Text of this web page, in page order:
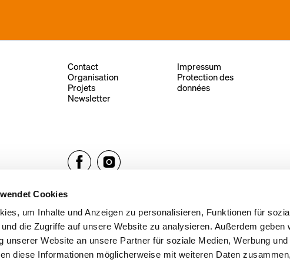
Cookies
um Inhalte und Anzeigen zu personalisieren, Funktionen für
die Zugriffe auf unsere Website zu analysieren. Außerdem geben
unserer Website an unsere Partner für soziale Medien, Werbung
diese Informationen möglicherweise mit weiteren Daten
Contact
Organisation
Projets
Newsletter
Impressum
Protection des
données